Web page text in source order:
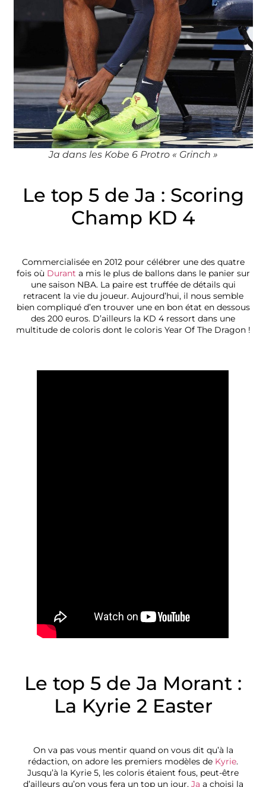
Ja dans les Kobe 6 Protro « Grinch »
Le top 5 de Ja : Scoring
Champ KD 4
Commercialisée en 2012 pour célébrer une des quatre
fois où Durant a mis le plus de ballons dans le panier sur
une saison NBA. La paire est truffée de détails qui
retracent la vie du joueur. Aujourd’hui, il nous semble
bien compliqué d’en trouver une en bon état en dessous
des 200 euros. D’ailleurs la KD 4 ressort dans une
multitude de coloris dont le coloris Year Of The Dragon !
Le top 5 de Ja Morant :
La Kyrie 2 Easter
On va pas vous mentir quand on vous dit qu’à la
rédaction, on adore les premiers modèles de Kyrie.
Jusqu’à la Kyrie 5, les coloris étaient fous, peut-être
d’ailleurs qu’on vous fera un top un jour. Ja a choisi la